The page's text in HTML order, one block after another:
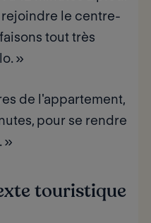
le centre-
tout très
»
de l'appartement,
pour se rendre
»
touristique